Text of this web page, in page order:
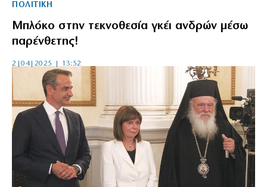
ΠΟΛΙΤΙΚΗ
Μπλόκο στην τεκνοθεσία γκέι ανδρών μέσω
παρένθετης!
2|04|2025 | 13:52